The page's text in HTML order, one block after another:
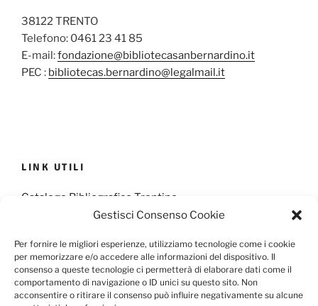
Gestisci Consenso Cookie
Per fornire le migliori esperienze, utilizziamo tecnologie come i cookie
per memorizzare e/o accedere alle informazioni del dispositivo. Il
consenso a queste tecnologie ci permetterà di elaborare dati come il
comportamento di navigazione o ID unici su questo sito. Non
acconsentire o ritirare il consenso può influire negativamente su alcune
38122 TRENTO
Telefono: 0461 23 41 85
E-mail:fondazione@bibliotecasanbernardino.it
PEC : bibliotecas.bernardino@legalmail.it
LINK UTILI
Catalogo Bibliografico Trentino
Cookie Policy Privacy Policy